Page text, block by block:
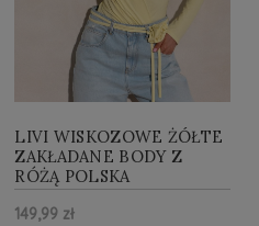
LIVI WISKOZOWE ŻÓŁTE
ZAKŁADANE BODY Z
RÓŻĄ POLSKA
PRODUKCJA
149,99 zł